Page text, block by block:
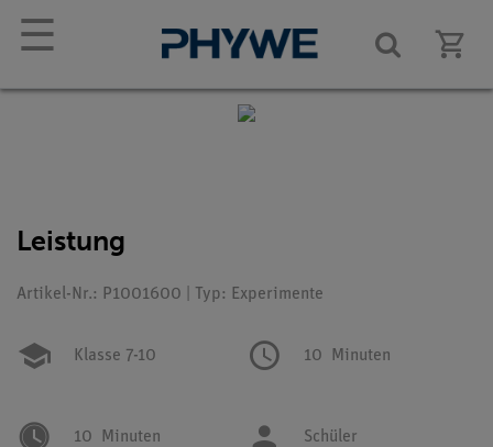
☰
Leistung
Artikel-Nr.: P1001600 | Typ: Experimente
Klasse 7-10 10 Minuten
10 Minuten Schüler